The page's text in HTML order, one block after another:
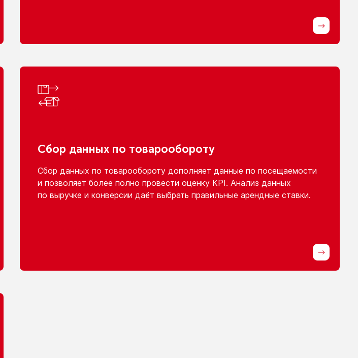
Сбор данных по товарообороту
Сбор данных по товарооборотудополняет данные по посещаемости
и позволяет более полно провести оценку KPI. Анализ данных
по выручке и конверсии даёт выбрать правильные арендные ставки.